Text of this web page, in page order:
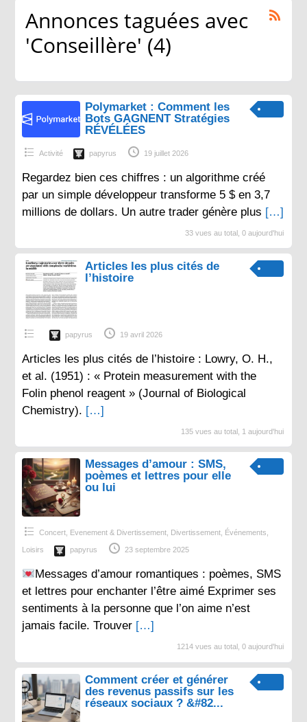
Annonces taguées avec
'Conseillère' (4)
Polymarket : Comment les
Bots GAGNENT Stratégies
RÉVÉLÉES
Activité papyrus 19 juillet 2026
Regardez bien ces chiffres : un algorithme créé
par un simple développeur transforme 5 $ en 3,7
millions de dollars. Un autre trader génère plus […]
33 vues au total, 0 aujourd'hui
Articles les plus cités de
l’histoire
papyrus 19 avril 2026
Articles les plus cités de l’histoire : Lowry, O. H.,
et al. (1951) : « Protein measurement with the
Folin phenol reagent » (Journal of Biological
Chemistry). […]
135 vues au total, 1 aujourd'hui
Messages d’amour : SMS,
poèmes et lettres pour elle
ou lui
Concert, Evenement & Divertissement, Divertissement, Événements,
Loisirs papyrus 23 septembre 2025
Messages d’amour romantiques : poèmes, SMS
et lettres pour enchanter l’être aimé Exprimer ses
sentiments à la personne que l’on aime n’est
jamais facile. Trouver […]
1214 vues au total, 0 aujourd'hui
Comment créer et générer
des revenus passifs sur les
réseaux sociaux ? &#82...